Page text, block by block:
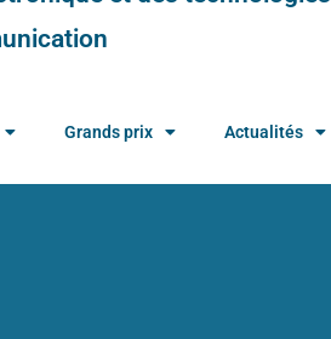
Grands prix Actualités